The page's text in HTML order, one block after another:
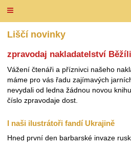
Liščí novinky
zpravodaj nakladatelství
Vážení čtenáři a příznivci našeho
máme pro vás řadu zajímavých
nevydali od ledna žádnou novou
číslo zpravodaje dost.
I naši ilustrátoři fandí Ukrajině
Hned první den barbarské invaze